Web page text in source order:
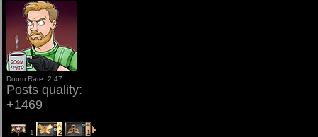
Doom Rate: 2.47
Posts quality:
+1469
1 2 1